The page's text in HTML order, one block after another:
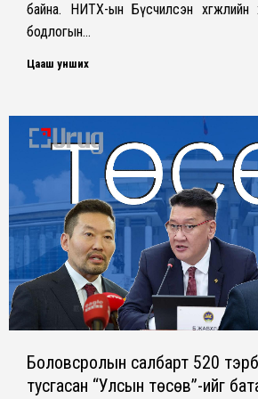
байна. НИТХ-ын Бүсчилсэн хөгжлийн
бодлогын…
Цааш унших
Боловсролын салбарт 520
тусгасан “Улсын төсөв”-ийг